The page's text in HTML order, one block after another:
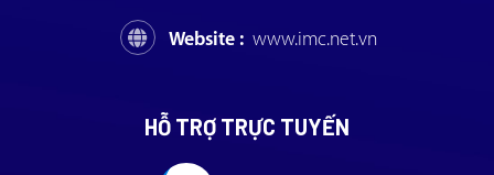
Website : www.imc.net.vn
HỖ TRỢ TRỰC TUYẾN